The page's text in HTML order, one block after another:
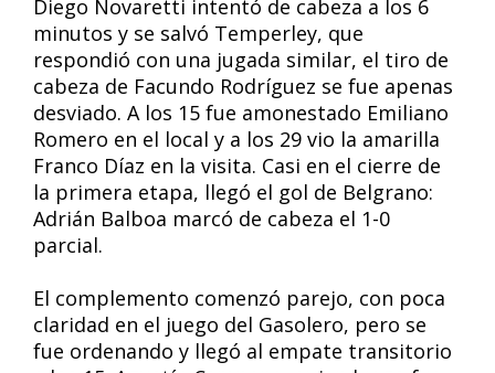
Diego Novaretti intentó de cabeza a los 6
minutos y se salvó Temperley, que
respondió con una jugada similar, el tiro de
cabeza de Facundo Rodríguez se fue apenas
desviado. A los 15 fue amonestado Emiliano
Romero en el local y a los 29 vio la amarilla
Franco Díaz en la visita. Casi en el cierre de
la primera etapa, llegó el gol de Belgrano:
Adrián Balboa marcó de cabeza el 1-0
parcial.
El complemento comenzó parejo, con poca
claridad en el juego del Gasolero, pero se
fue ordenando y llegó al empate transitorio